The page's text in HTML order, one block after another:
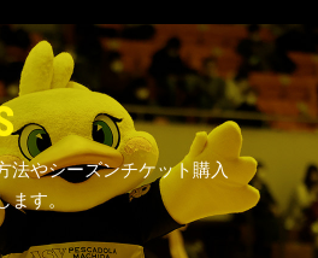
法やシーズンチケット購入
ます。